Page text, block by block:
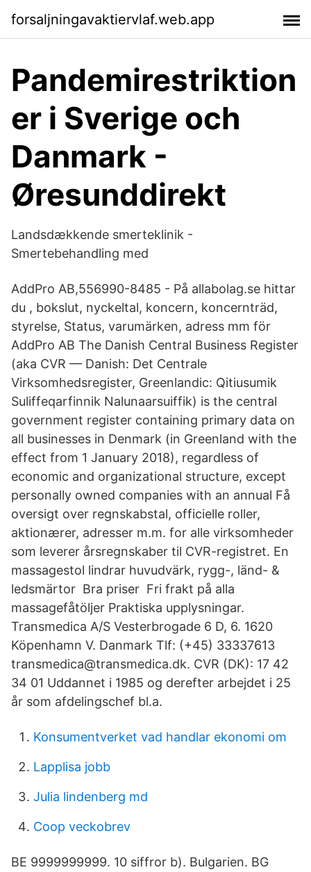
forsaljningavaktiervlaf.web.app
Pandemirestriktion
er i Sverige och
Danmark -
Øresunddirekt
Landsdækkende smerteklinik -
Smertebehandling med
AddPro AB,556990-8485 - På allabolag.se hittar
du , bokslut, nyckeltal, koncern, koncernträd,
styrelse, Status, varumärken, adress mm för
AddPro AB The Danish Central Business Register
(aka CVR — Danish: Det Centrale
Virksomhedsregister, Greenlandic: Qitiusumik
Suliffeqarfinnik Nalunaarsuiffik) is the central
government register containing primary data on
all businesses in Denmark (in Greenland with the
effect from 1 January 2018), regardless of
economic and organizational structure, except
personally owned companies with an annual Få
oversigt over regnskabstal, officielle roller,
aktionærer, adresser m.m. for alle virksomheder
som leverer årsregnskaber til CVR-registret. En
massagestol lindrar huvudvärk, rygg-, länd- &
ledsmärtor ️ Bra priser ️ Fri frakt på alla
massagefåtöljer Praktiska upplysningar.
Transmedica A/S Vesterbrogade 6 D, 6. 1620
Köpenhamn V. Danmark Tlf: (+45) 33337613
transmedica@transmedica.dk. CVR (DK): 17 42
34 01 Uddannet i 1985 og derefter arbejdet i 25
år som afdelingschef bl.a.
Konsumentverket vad handlar ekonomi om
Lapplisa jobb
Julia lindenberg md
Coop veckobrev
BE 9999999999. 10 siffror b). Bulgarien. BG